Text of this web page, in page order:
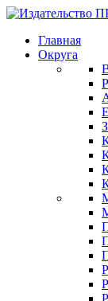
Главная
Округа